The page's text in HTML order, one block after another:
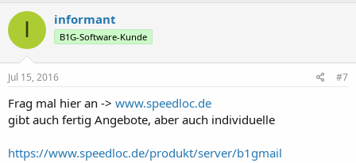
I informant
B1G-Software-Kunde
Jul 15, 2016 #7
Frag mal hier an -> www.speedloc.de
gibt auch fertig Angebote, aber auch individuelle
https://www.speedloc.de/produkt/server/b1gmail